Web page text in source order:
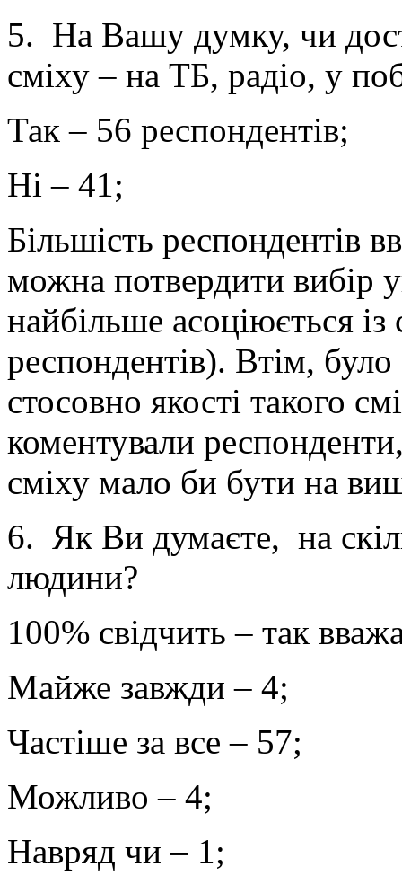
5. На Вашу думку, чи
сміху – на ТБ, радіо, у
Так – 56 респондентів;
Ні – 41;
Більшість респондентів
можна потвердити вибір
найбільше асоціюється
респондентів). Втім, було
стосовно якості такого
коментували
сміху мало би бути на
6. Як Ви думаєте, на
людини?
100% свідчить – так
Майже завжди – 4;
Частіше за все – 57;
Можливо – 4;
Навряд чи – 1;